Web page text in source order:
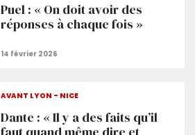
Puel : « On doit avoir des
réponses à chaque fois »
AVANT LYON - NICE
Dante : « Il y a des faits qu’il